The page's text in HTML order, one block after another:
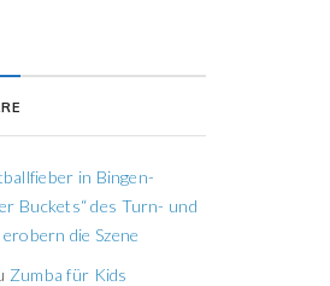
in Bingen-
Buckets“ des Turn- und
die Szene
Zumba für Kids